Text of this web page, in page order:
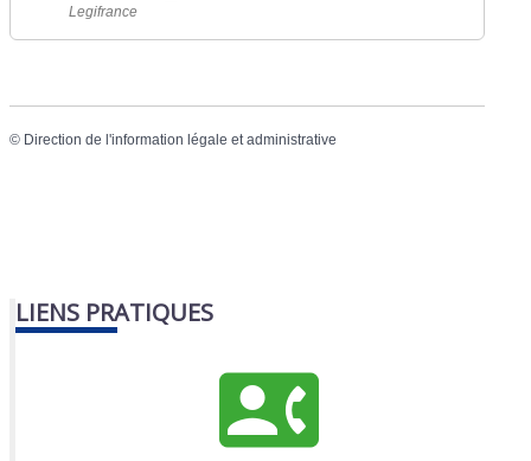
Legifrance
© Direction de l'information légale et administrative
LIENS PRATIQUES